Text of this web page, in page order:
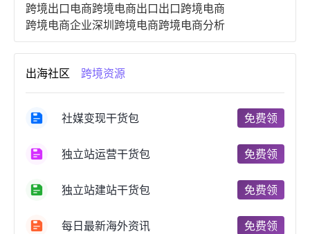
跨境出口电商跨境电商出口出口跨境电商
跨境电商企业深圳跨境电商跨境电商分析
进口跨境电商跨境电商服务广州跨境电商
跨境电商市场跨境电商创业跨境电商注册
跨境电商开店跨境电商营销
跨境电商商品个人跨境电商跨境电商案例
郑州跨境电商跨境电商趋势
跨境电商费用美国跨境电商
天津跨境电商东南亚跨境电商
跨境电商b2b阿里巴巴跨境电商
出海社区 跨境资源
社媒变现干货包 免费领
独立站运营干货包 免费领
独立站建站干货包 免费领
每日最新海外资讯 免费领